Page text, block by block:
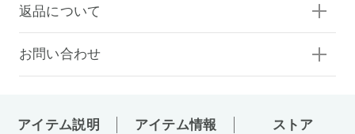
返品について
お問い合わせ
アイテム説明 アイテム情報 ストア